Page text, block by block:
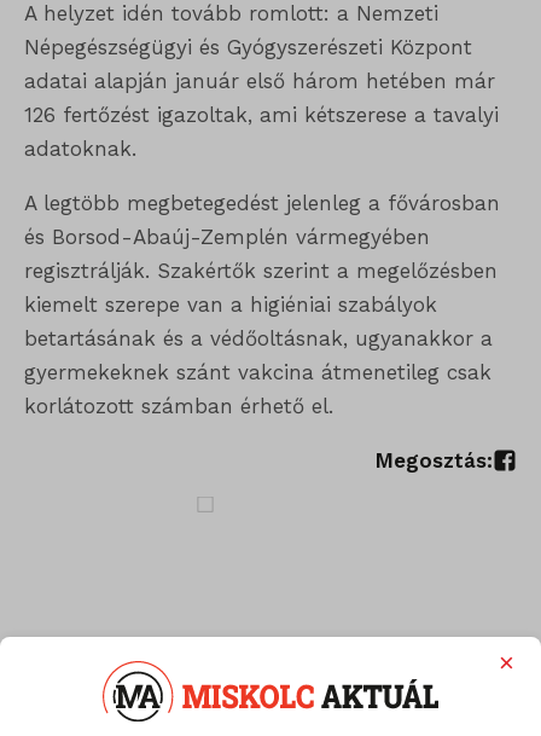
A helyzet idén tovább romlott: a Nemzeti
Népegészségügyi és Gyógyszerészeti Központ
adatai alapján január első három hetében már
126 fertőzést igazoltak, ami kétszerese a tavalyi
adatoknak.
A legtöbb megbetegedést jelenleg a fővárosban
és Borsod-Abaúj-Zemplén vármegyében
regisztrálják. Szakértők szerint a megelőzésben
kiemelt szerepe van a higiéniai szabályok
betartásának és a védőoltásnak, ugyanakkor a
gyermekeknek szánt vakcina átmenetileg csak
korlátozott számban érhető el.
Megosztás:
×